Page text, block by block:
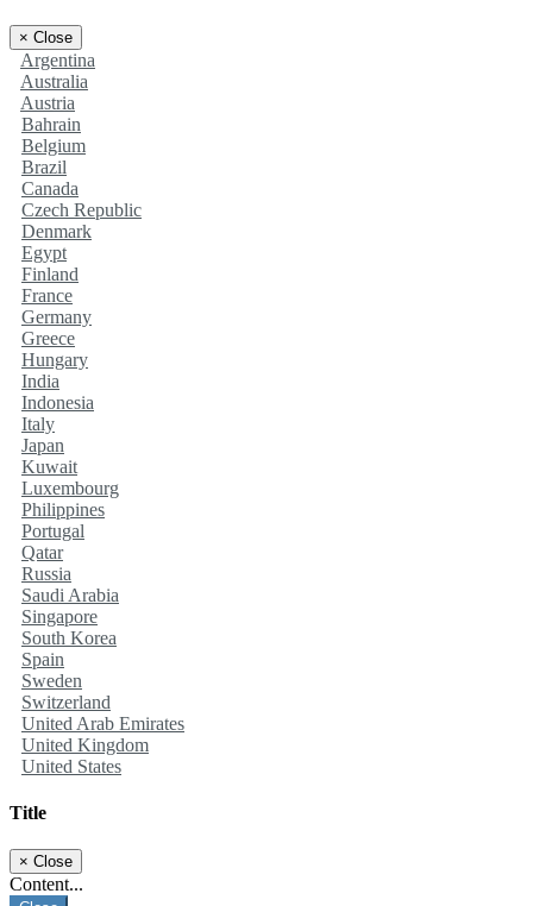
× Close
Argentina
Australia
Austria
Bahrain
Belgium
Brazil
Canada
Czech Republic
Denmark
Egypt
Finland
France
Germany
Greece
Hungary
India
Indonesia
Italy
Japan
Kuwait
Luxembourg
Philippines
Portugal
Qatar
Russia
Saudi Arabia
Singapore
South Korea
Spain
Sweden
Switzerland
United Arab Emirates
United Kingdom
United States
Title
× Close
Content...